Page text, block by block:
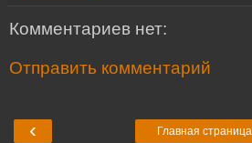
Комментариев нет:
Отправить комментарий
‹ Главная страница